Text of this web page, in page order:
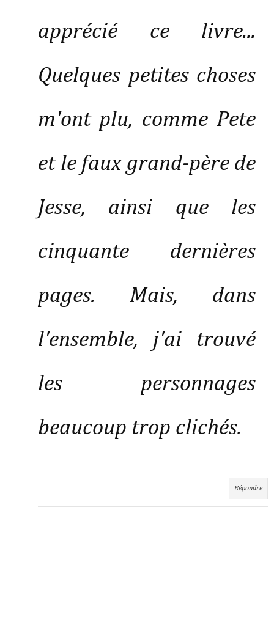
apprécié ce livre...
Quelques petites choses
m'ont plu, comme Pete
et le faux grand-père de
Jesse, ainsi que les
cinquante dernières
pages. Mais, dans
l'ensemble, j'ai trouvé
les personnages
beaucoup trop clichés.
Répondre